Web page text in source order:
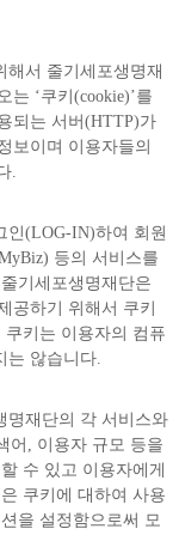
서 줄기세포생명재
‘쿠키(cookie)’를
되는 서버(HTTP)가
보이며 이용자들의
.
인(LOG-IN)하여 회원
등의 서비스를
기세포생명재단은
공하기 위해서 쿠키
키는 이용자의 컴퓨
는 않습니다.
명재단의 각 서비스와
어, 이용자 규모 등을
수 있고 이용자에게
쿠키에 대하여 사용
을 설정함으로써 모